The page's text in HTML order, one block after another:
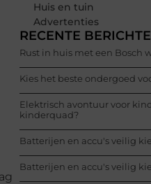
Huis en tuin
Advertenties
RECENTE
Rust in huis met een Bosch
Kies het beste ondergoed
Elektrisch avontuur voor
kinderquad?
Batterijen en accu's veilig
Batterijen en accu's veilig